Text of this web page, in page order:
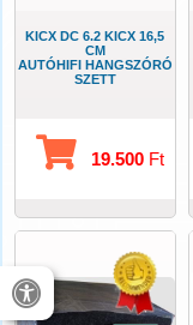
KICX DC 6.2 KICX 16,5
CM
AUTÓHIFI HANGSZÓRÓ
SZETT
19.500 Ft